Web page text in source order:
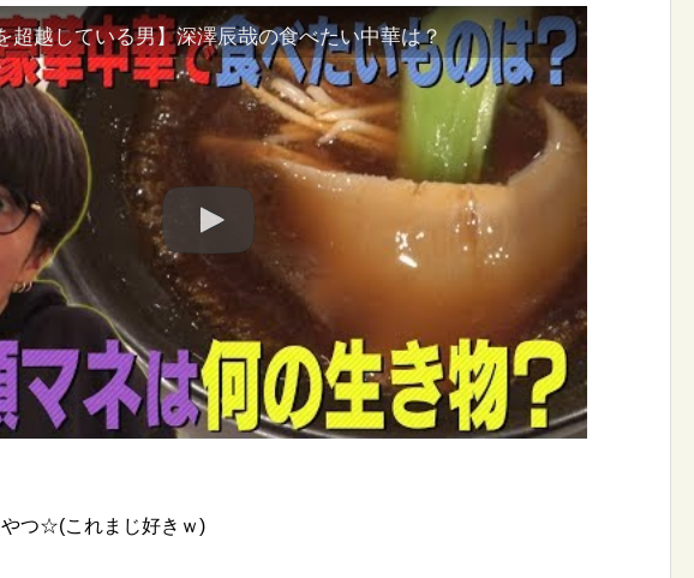
超越している男】深澤辰哉の食べたい中華は？
つ☆(これまじ好きｗ)